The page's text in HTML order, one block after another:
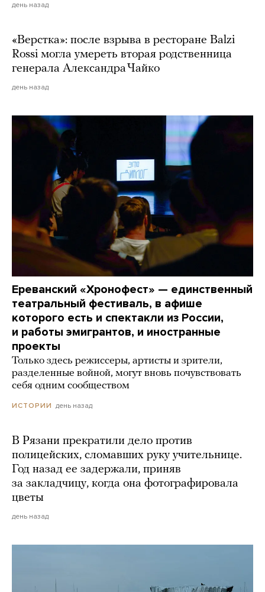
день назад
«Верстка»: после взрыва в ресторане Balzi
Rossi могла умереть вторая родственница
генерала Александра Чайко
день назад
Ереванский «Хронофест» — единственный
театральный фестиваль, в афише
которого есть и спектакли из России,
и работы эмигрантов, и иностранные
проекты
Только здесь режиссеры, артисты и зрители,
разделенные войной, могут вновь почувствовать
себя одним сообществом
ИСТОРИИ день назад
В Рязани прекратили дело против
полицейских, сломавших руку учительнице.
Год назад ее задержали, приняв
за закладчицу, когда она фотографировала
цветы
день назад